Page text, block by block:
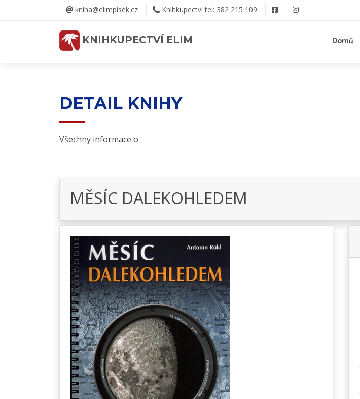
kniha@elimpisek.cz Knihkupectví tel: 382 215 109
KNIHKUPECTVÍ ELIM Domů
DETAIL KNIHY
Všechny informace o
MĚSÍC DALEKOHLEDEM